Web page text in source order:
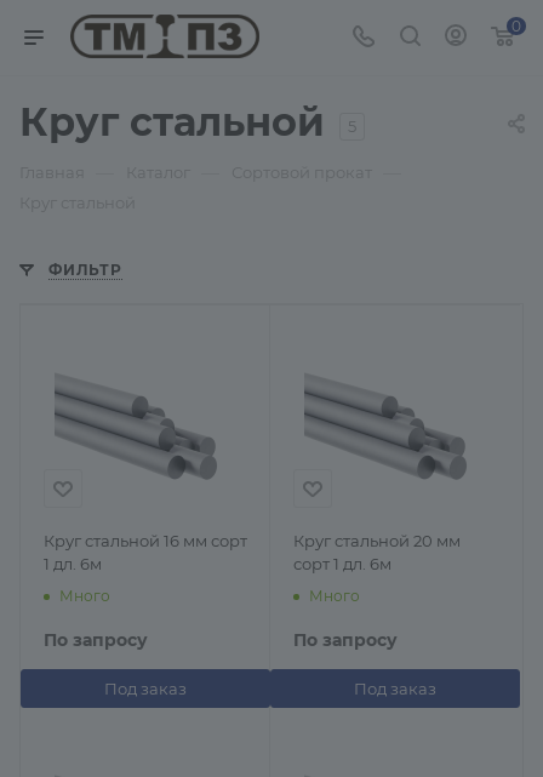
0
Круг стальной 5
ФИЛЬТР
Круг стальной 16 мм сорт
1 дл. 6м
Много
По запросу
Под заказ
Круг стальной 20 мм
сорт 1 дл. 6м
Много
По запросу
Под заказ